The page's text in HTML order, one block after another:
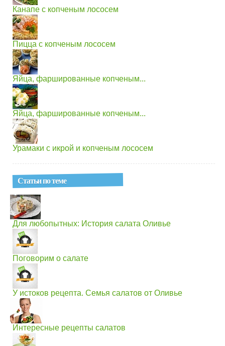
Канапе с копченым лососем
Пицца с копченым лососем
Яйца, фаршированные копченым...
Яйца, фаршированные копченым...
Урамаки с икрой и копченым лососем
Статьи по теме
Для любопытных: История салата Оливье
Поговорим о салате
У истоков рецепта. Семья салатов от Оливье
Интересные рецепты салатов